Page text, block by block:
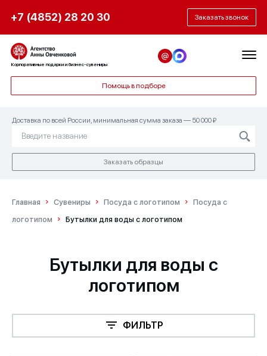
+7 (4852) 28 20 30 Заказать звонок
Корпоративные подарки и бизнес-сувениры
Помощь в подборе
Доставка по всей России, минимальная сумма заказа — 50 000 ₽
Заказать образцы
Главная Сувениры Посуда с логотипом
Посуда с
логотипом
Бутылки для воды с логотипом
Бутылки для воды с
логотипом
ФИЛЬТР